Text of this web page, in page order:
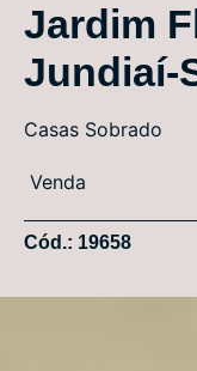
Jardim
Jundiaí-
Casas Sobrado
Venda
Cód.: 19658